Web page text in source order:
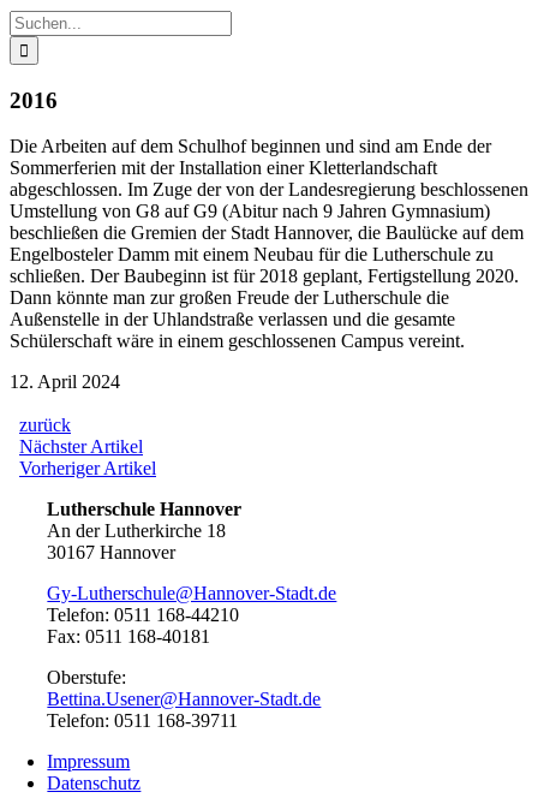
Suche
nach:
2016
Die Arbeiten auf dem Schulhof beginnen und sind am Ende der
Sommerferien mit der Installation einer Kletterlandschaft
abgeschlossen. Im Zuge der von der Landesregierung beschlossenen
Umstellung von G8 auf G9 (Abitur nach 9 Jahren Gymnasium)
beschließen die Gremien der Stadt Hannover, die Baulücke auf dem
Engelbosteler Damm mit einem Neubau für die Lutherschule zu
schließen. Der Baubeginn ist für 2018 geplant, Fertigstellung 2020.
Dann könnte man zur großen Freude der Lutherschule die
Außenstelle in der Uhlandstraße verlassen und die gesamte
Schülerschaft wäre in einem geschlossenen Campus vereint.
12. April 2024
zurück
Beitragsnavigation
Nächster Artikel
Artikel:
Vorheriger Artikel
Lutherschule Hannover
An der Lutherkirche 18
30167 Hannover
Gy-Lutherschule@Hannover-Stadt.de
Telefon: 0511 168-44210
Fax: 0511 168-40181
Oberstufe:
Bettina.Usener@Hannover-Stadt.de
Telefon: 0511 168-39711
Impressum
Datenschutz